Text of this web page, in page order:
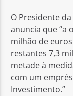
O Presidente
anuncia que “a
milhão de
restantes 7,3
metade à
com um
Investimento.”